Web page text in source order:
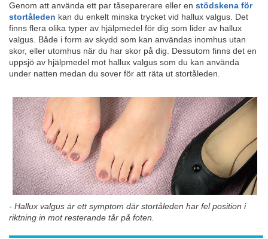
Genom att använda ett par tåseparerare eller en stödskena för
stortåleden kan du enkelt minska trycket vid hallux valgus. Det
finns flera olika typer av hjälpmedel för dig som lider av hallux
valgus. Både i form av skydd som kan användas inomhus utan
skor, eller utomhus när du har skor på dig. Dessutom finns det en
uppsjö av hjälpmedel mot hallux valgus som du kan använda
under natten medan du sover för att räta ut stortåleden.
- Hallux valgus är ett symptom där stortåleden har fel position i
riktning in mot resterande tår på foten.